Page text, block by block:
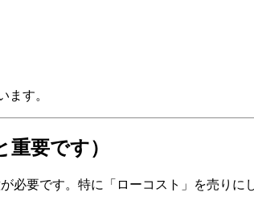
ます。
要です）
必要です。特に「ローコスト」を売りに